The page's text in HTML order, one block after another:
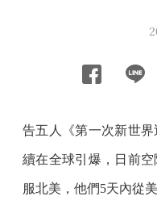
告五人《第一次新世
續在全球引爆，日前
服北美，他們5天內從